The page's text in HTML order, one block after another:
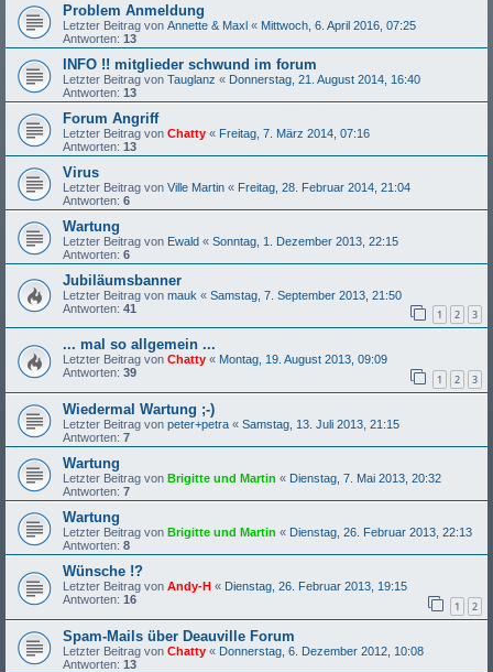
Problem Anmeldung
Letzter Beitrag von Annette & Maxl « Mittwoch, 6. April 2016, 07:25
Antworten: 13
INFO !! mitglieder schwund im forum
Letzter Beitrag von Tauglanz « Donnerstag, 21. August 2014, 16:40
Antworten: 13
Forum Angriff
Letzter Beitrag von Chatty « Freitag, 7. März 2014, 07:16
Antworten: 13
Virus
Letzter Beitrag von Ville Martin « Freitag, 28. Februar 2014, 21:04
Antworten: 6
Wartung
Letzter Beitrag von Ewald « Sonntag, 1. Dezember 2013, 22:15
Antworten: 6
Jubiläumsbanner
Letzter Beitrag von mauk « Samstag, 7. September 2013, 21:50
Antworten: 41 1 2 3
... mal so allgemein ...
Letzter Beitrag von Chatty « Montag, 19. August 2013, 09:09
Antworten: 39 1 2 3
Wiedermal Wartung ;-)
Letzter Beitrag von peter+petra « Samstag, 13. Juli 2013, 21:15
Antworten: 7
Wartung
Letzter Beitrag von Brigitte und Martin « Dienstag, 7. Mai 2013, 20:32
Antworten: 7
Wartung
Letzter Beitrag von Brigitte und Martin « Dienstag, 26. Februar 2013, 22:13
Antworten: 8
Wünsche !?
Letzter Beitrag von Andy-H « Dienstag, 26. Februar 2013, 19:15
Antworten: 16 1 2
Spam-Mails über Deauville Forum
Letzter Beitrag von Chatty « Donnerstag, 6. Dezember 2012, 10:08
Antworten: 13